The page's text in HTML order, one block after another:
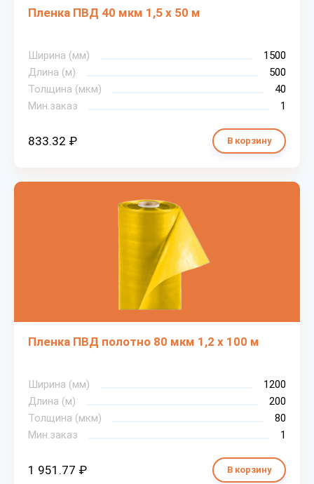
Пленка ПВД 40 мкм 1,5 х 50 м
Ширина (мм)
1500
Длина (м)
500
Толщина (мкм)
40
Мин.заказ
1
833.32 ₽ В корзину
Пленка ПВД полотно 80 мкм 1,2 х 100 м
Ширина (мм)
1200
Длина (м)
200
Толщина (мкм)
80
Мин.заказ
1
1 951.77 ₽ В корзину